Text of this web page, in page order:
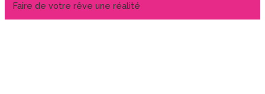
Faire de votre rêve une réalité